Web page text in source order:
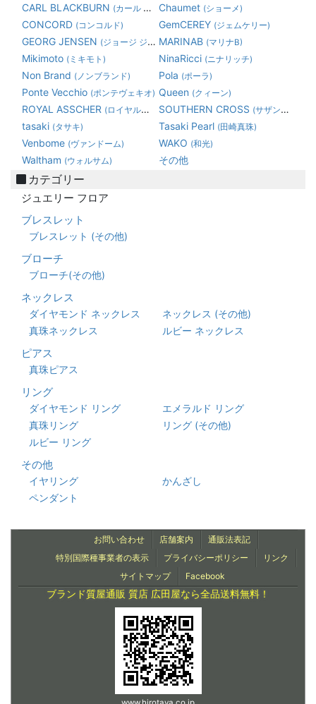
CARL BLACKBURN (カール ブラックバーン) Chaumet (ショーメ)
CONCORD (コンコルド) GemCEREY (ジェムケリー)
GEORG JENSEN (ジョージ ジェンセン) MARINAB (マリナB)
Mikimoto (ミキモト) NinaRicci (ニナリッチ)
Non Brand (ノンブランド) Pola (ポーラ)
Ponte Vecchio (ポンテヴェキオ) Queen (クィーン)
ROYAL ASSCHER (ロイヤルアッシャーダイヤモンド) SOUTHERN CROSS (サザンクロス)
tasaki (タサキ) Tasaki Pearl (田崎真珠)
Venbome (ヴァンドーム) WAKO (和光)
Waltham (ウォルサム) その他
カテゴリー
ジュエリー フロア
ブレスレット
ブレスレット (その他)
ブローチ
ブローチ(その他)
ネックレス
ダイヤモンド ネックレス
ネックレス (その他)
真珠ネックレス
ルビー ネックレス
ピアス
真珠ピアス
リング
ダイヤモンド リング
エメラルド リング
真珠リング
リング (その他)
ルビー リング
その他
イヤリング
かんざし
ペンダント
お問い合わせ 店舗案内
通販法表記
特別国際種事業者の表示
プライバシーポリシー
リンク
サイトマップ
Facebook
ブランド質屋通販 質店 広田屋なら全品送料無料！